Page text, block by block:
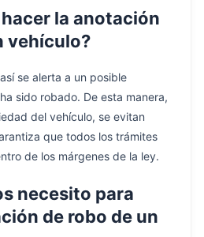
la anotación
vehículo?
se alerta a un posible
sido robado. De esta manera,
del vehículo, se evitan
que todos los trámites
de los márgenes de la ley.
necesito para
de robo de un